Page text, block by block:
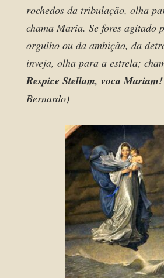
rochedos da tribulação, olha
chama Maria. Se fores agitado
orgulho ou da ambição, da
inveja, olha para a estrela;
Respice Stellam, voca Mariam!
Bernardo)